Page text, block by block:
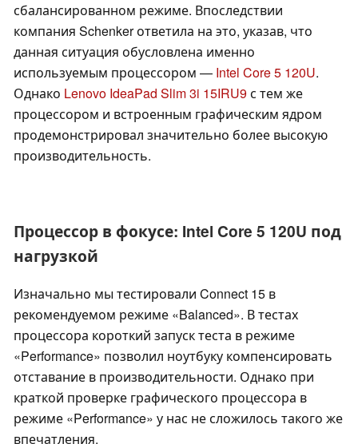
сбалансированном режиме. Впоследствии
компания Schenker ответила на это, указав, что
данная ситуация обусловлена именно
используемым процессором — Intel Core 5 120U.
Однако Lenovo IdeaPad Slim 3i 15IRU9с тем же
процессором и встроенным графическим ядром
продемонстрировал значительно более высокую
производительность.
Процессор в фокусе: Intel Core 5 120U под
нагрузкой
Изначально мы тестировали Connect 15 в
рекомендуемом режиме «Balanced». В тестах
процессора короткий запуск теста в режиме
«Performance» позволил ноутбуку компенсировать
отставание в производительности. Однако при
краткой проверке графического процессора в
режиме «Performance» у нас не сложилось такого же
впечатления.